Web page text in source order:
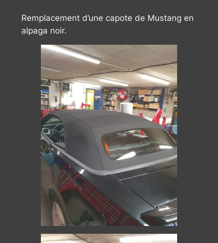
Remplacement d’une capote de Mustang en
alpaga noir.